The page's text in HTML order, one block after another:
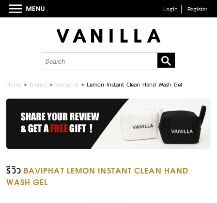
Login Register
Home > Brands > Baviphat >Lemon Instant Clean Hand Wash Gel
รีวิว BAVIPHAT LEMON INSTANT CLEAN HAND
WASH GEL